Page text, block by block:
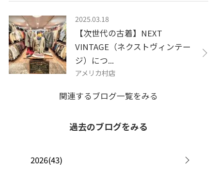
2025.03.18
【次世代の古着】NEXT
VINTAGE（ネクストヴィンテー
ジ）につ...
アメリカ村店
関連するブログ一覧をみる
過去のブログをみる
2026(43)